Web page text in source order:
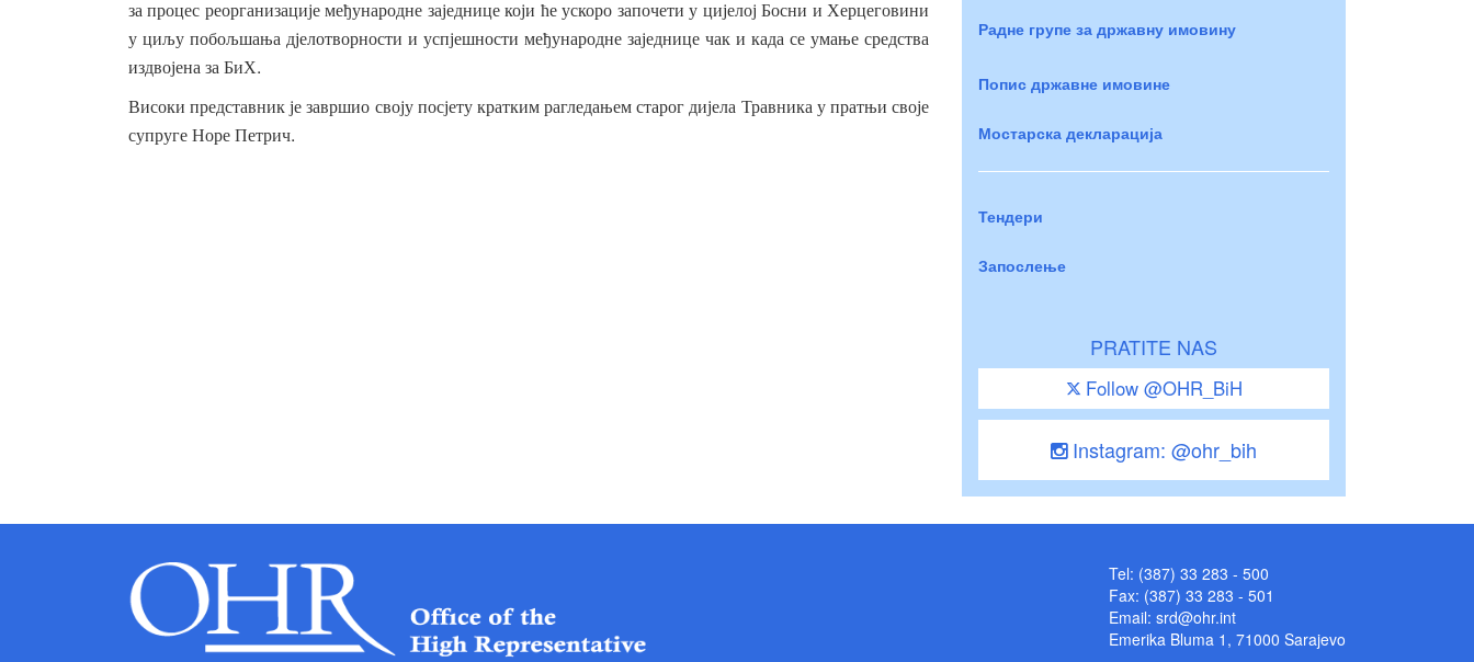
за процес реорганизације међународне заједнице који ће ускоро започети у цијелој Босни и Херцеговини
у циљу побољшања дјелотворности и успјешности међународне заједнице чак и када се умање средства
издвојена за БиХ.
Високи представник је завршио своју посјету кратким рагледањем старог дијела Травника у пратњи своје
супруге Норе Петрич.
Радне групе за државну имовину
Попис државне имовине
Мостарска декларација
Тендери
Запослење
PRATITE NAS
Follow @OHR_BiH
Instagram: @ohr_bih
Tel: (387) 33 283 - 500
Fax: (387) 33 283 - 501
Email: srd@ohr.int
Emerika Bluma 1, 71000 Sarajevo